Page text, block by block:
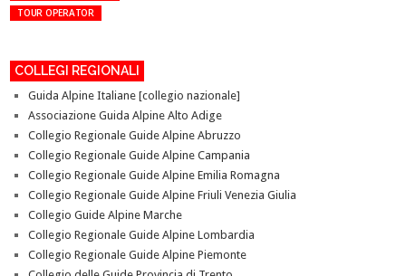
TOUR OPERATOR
COLLEGI REGIONALI
Guida Alpine Italiane [collegio nazionale]
Associazione Guida Alpine Alto Adige
Collegio Regionale Guide Alpine Abruzzo
Collegio Regionale Guide Alpine Campania
Collegio Regionale Guide Alpine Emilia Romagna
Collegio Regionale Guide Alpine Friuli Venezia Giulia
Collegio Guide Alpine Marche
Collegio Regionale Guide Alpine Lombardia
Collegio Regionale Guide Alpine Piemonte